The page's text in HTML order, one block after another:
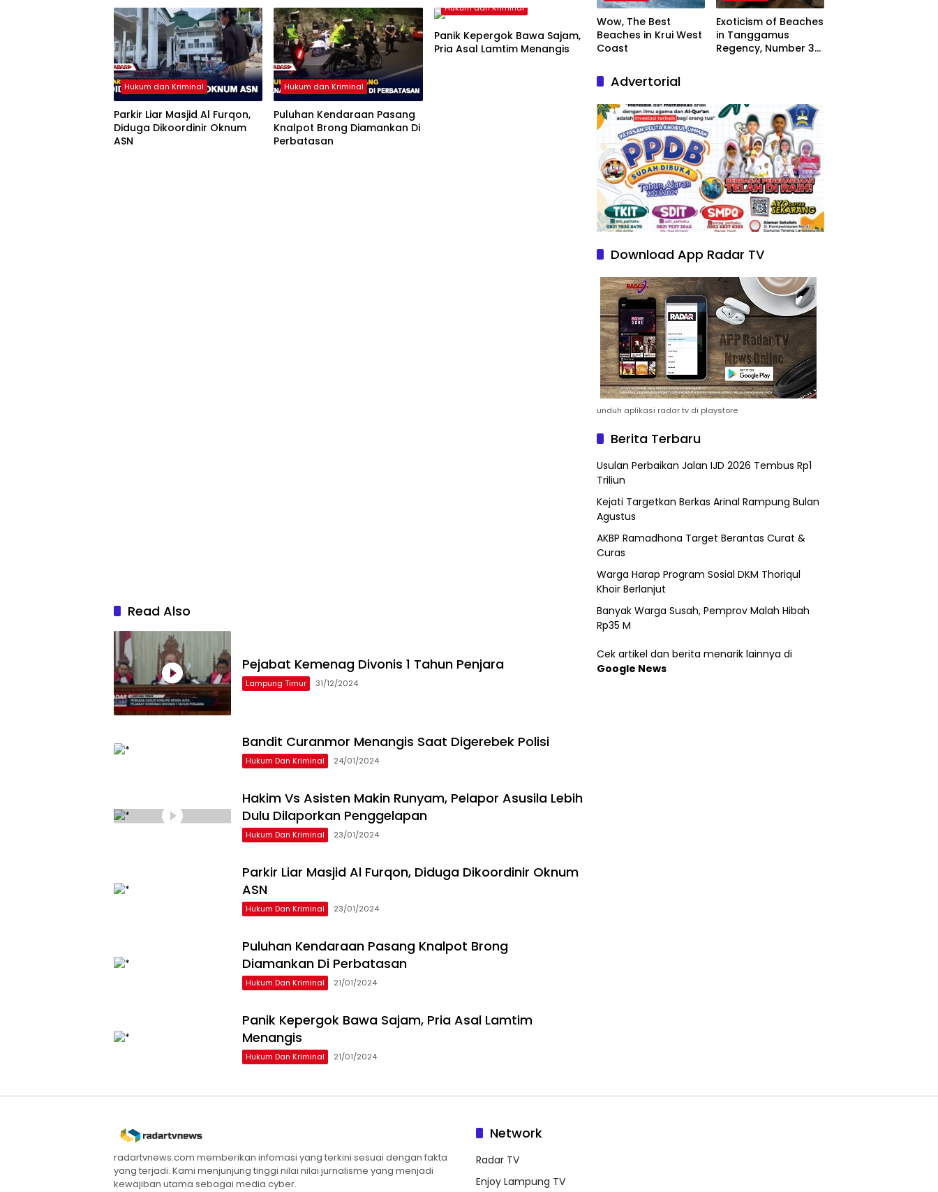
Hukum dan Kriminal
Parkir Liar Masjid Al Furqon,
Diduga Dikoordinir Oknum
ASN
Hukum dan Kriminal
Puluhan Kendaraan Pasang
Knalpot Brong Diamankan Di
Perbatasan
Hukum dan Kriminal
Panik Kepergok Bawa Sajam,
Pria Asal Lamtim Menangis
Read Also
Pejabat Kemenag Divonis 1 Tahun Penjara
Lampung Timur 31/12/2024
Bandit Curanmor Menangis Saat Digerebek Polisi
Hukum Dan Kriminal 24/01/2024
Hakim Vs Asisten Makin Runyam, Pelapor Asusila Lebih
Dulu Dilaporkan Penggelapan
Hukum Dan Kriminal 23/01/2024
Parkir Liar Masjid Al Furqon, Diduga Dikoordinir Oknum
ASN
Hukum Dan Kriminal 23/01/2024
Puluhan Kendaraan Pasang Knalpot Brong
Diamankan Di Perbatasan
Hukum Dan Kriminal 21/01/2024
Panik Kepergok Bawa Sajam, Pria Asal Lamtim
Menangis
Hukum Dan Kriminal 21/01/2024
Wow, The Best
Beaches in Krui West
Coast
Exoticism of Beaches
in Tanggamus
Regency, Number 3
Advertorial
Download App Radar TV
unduh aplikasi radar tv di playstore
Berita Terbaru
Usulan Perbaikan Jalan IJD 2026 Tembus Rp1
Triliun
Kejati Targetkan Berkas Arinal Rampung Bulan
Agustus
AKBP Ramadhona Target Berantas Curat &
Curas
Warga Harap Program Sosial DKM Thoriqul
Khoir Berlanjut
Banyak Warga Susah, Pemprov Malah Hibah
Rp35 M
Cek artikel dan berita menarik lainnya di
Google News
radartvnews.com memberikan infomasi yang terkini sesuai dengan fakta
yang terjadi. Kami menjunjung tinggi nilai nilai jurnalisme yang menjadi
kewajiban utama sebagai media cyber.
Network
Radar TV
Enjoy Lampung TV